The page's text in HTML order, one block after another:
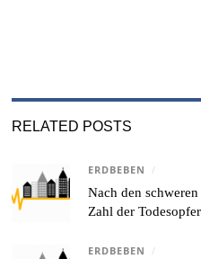
RELATED POSTS
ERDBEBEN /
Nach den
Zahl der
ERDBEBEN /